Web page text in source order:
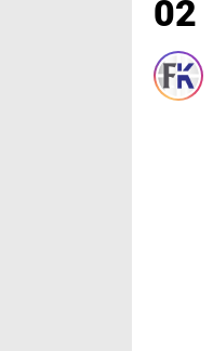
02